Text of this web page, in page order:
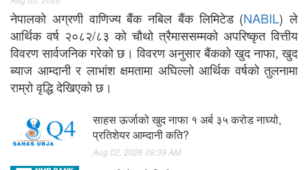
नेपालको अग्रणी वाणिज्य बैंक नबिल बैंक लिमिटेड (NABIL) ले
आर्थिक वर्ष २०८२/८३ को चौथो त्रैमाससम्मको अपरिष्कृत वित्तीय
विवरण सार्वजनिक गरेको छ। विवरण अनुसार बैंकको खुद नाफा, खुद
ब्याज आम्दानी र लाभांश क्षमतामा अघिल्लो आर्थिक वर्षको तुलनामा
राम्रो वृद्धि देखिएको छ।
साहस ऊर्जाको खुद नाफा १ अर्ब ३५ करोड नाघ्यो,
प्रतिशेयर आम्दानी कति?
Aug 02, 2026 09:39 AM